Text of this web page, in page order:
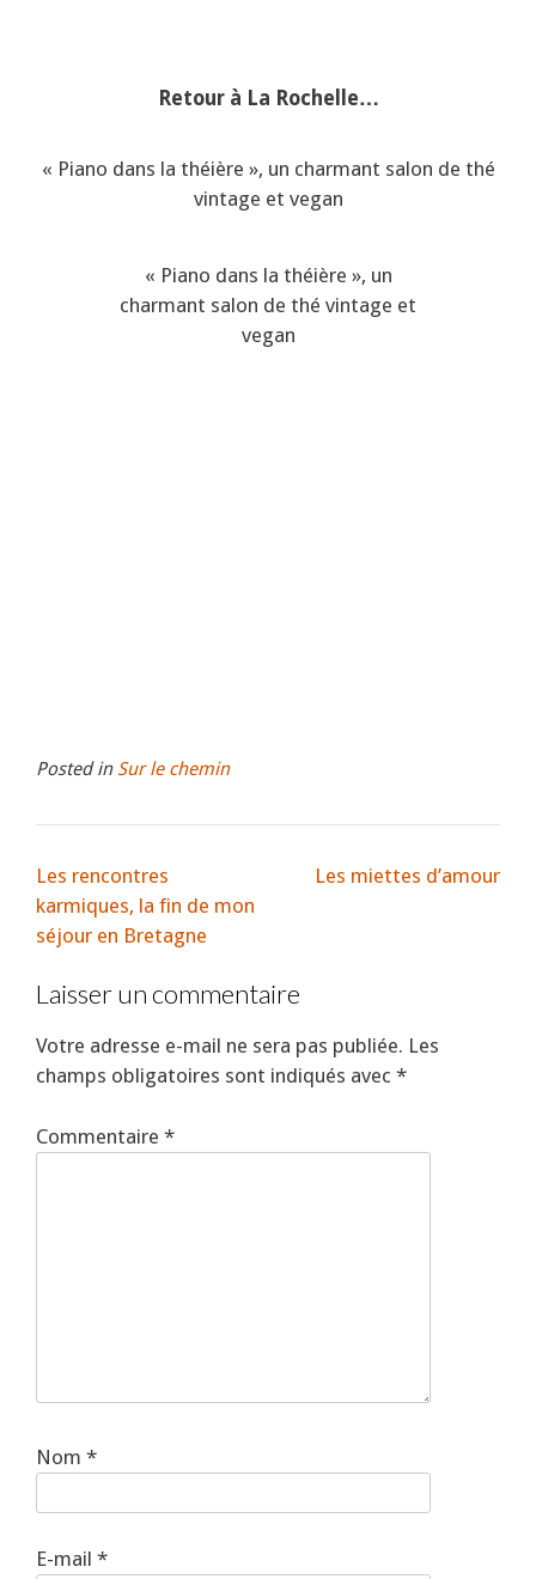
Retour à La Rochelle…
« Piano dans la théière », un charmant salon de thé
vintage et vegan
« Piano dans la théière », un
charmant salon de thé vintage et
vegan
Posted in Sur le chemin
Les rencontres
karmiques, la fin de mon
séjour en Bretagne
Les miettes d’amour
Laisser un commentaire
Votre adresse e-mail ne sera pas publiée. Les
champs obligatoires sont indiqués avec *
Commentaire *
Nom *
E-mail *